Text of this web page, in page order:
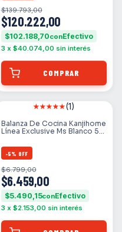
$120.222,00
$139.793,00
$102.188,70con
3 x $40.074,00 sin interés
(1)
Balanza De Cocina Kanjihome
Línea Exclusive Ms Blanco 5
-5% OFF
$6.459,00
$6.799,00
$5.490,15con
3 x $2.153,00 sin interés